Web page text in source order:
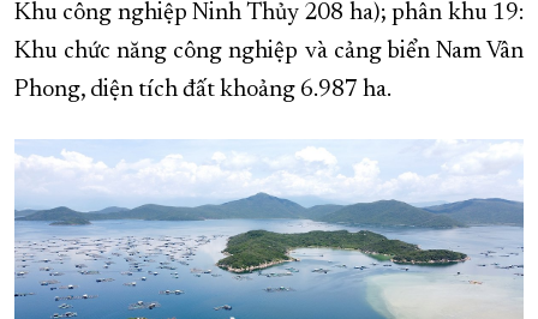
Khu công nghiệp Ninh Thủy 208 ha); phân khu 19:
Khu chức năng công nghiệp và cảng biển Nam Vân
Phong, diện tích đất khoảng 6.987 ha.